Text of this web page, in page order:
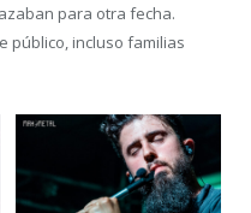
para otra fecha.
público, incluso familias